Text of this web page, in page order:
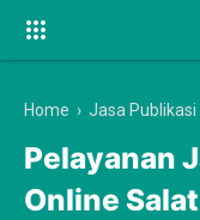
Home › Jasa Publikasi
Pelayanan
Online